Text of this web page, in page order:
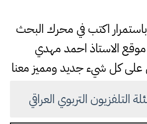
باستمرار اكتب في محرك البحث
الاستاذ احمد مهدي
كل شيء جديد ومميز معنا
التلفزيون التربوي العراقي